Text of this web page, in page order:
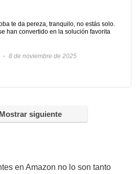
te da pereza, tranquilo, no estás solo.
han convertido en la solución favorita
8 de noviembre de 2025
Mostrar siguiente
en Amazon no lo son tanto